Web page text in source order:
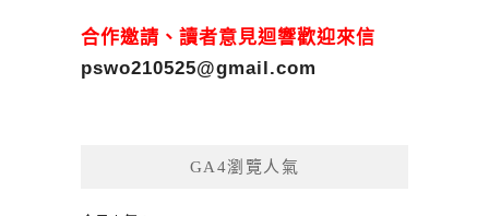
合作邀請、讀者意見迴響歡迎來信
pswo210525@gmail.com
GA4瀏覽人氣